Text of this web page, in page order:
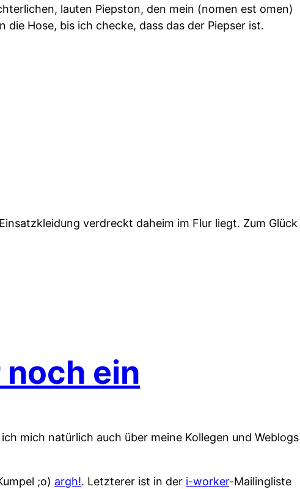
lauten Piepston, den mein (nomen est omen)
die Hose, bis ich checke, dass das der Piepser ist.
verdreckt daheim im Flur liegt. Zum Glück
ein
mich natürlich auch über meine Kollegen und Weblogs
;o) argh!. Letzterer ist in der i-worker-Mailingliste